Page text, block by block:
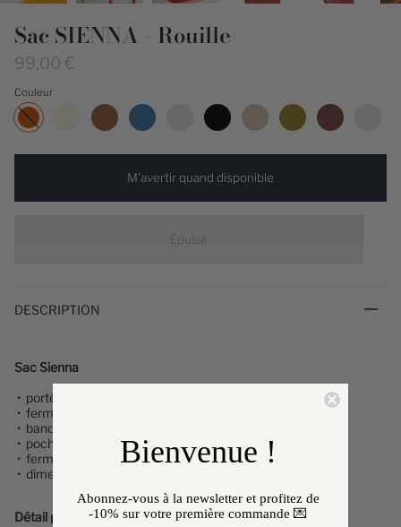
Sac SIENNA - Rouille
99,00 €
Couleur
Rouille
M'avertir quand disponible
Épuisé
DESCRIPTION
Sac Sienna
• porté travers en cuir grainé
• fermeture éclair principale
• bandoulière réglable et amovible
• poche avant
• fermeture éclaire intérieure
• dimension : 22x22x7 cm
Détail précieux✨
Bienvenue !
Abonnez-vous à la newsletter et profitez de
-10% sur votre première commande 💌